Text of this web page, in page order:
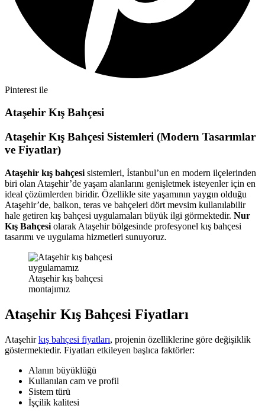
Pinterest ile
Ataşehir Kış Bahçesi
Ataşehir Kış Bahçesi Sistemleri (Modern Tasarımlar
ve Fiyatlar)
Ataşehir kış bahçesi sistemleri, İstanbul’un en modern ilçelerinden
biri olan Ataşehir’de yaşam alanlarını genişletmek isteyenler için en
ideal çözümlerden biridir. Özellikle site yaşamının yaygın olduğu
Ataşehir’de, balkon, teras ve bahçeleri dört mevsim kullanılabilir
hale getiren kış bahçesi uygulamaları büyük ilgi görmektedir. Nur
Kış Bahçesi olarak Ataşehir bölgesinde profesyonel kış bahçesi
tasarımı ve uygulama hizmetleri sunuyoruz.
Ataşehir kış bahçesi
montajımız
Ataşehir Kış Bahçesi Fiyatları
Ataşehirkış bahçesi fiyatları, projenin özelliklerine göre değişiklik
göstermektedir. Fiyatları etkileyen başlıca faktörler:
Alanın büyüklüğü
Kullanılan cam ve profil
Sistem türü
İşçilik kalitesi